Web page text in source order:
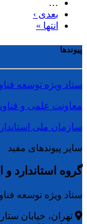
…
بعدی ›
انتها »
پیوندها
ستاد ویژه توسعه
معاونت علمی و
سازمان ملی
سایر پیوندهای مفید
گروه استاندارد و
ستاد ویژه توسعه
تهران، خیابان